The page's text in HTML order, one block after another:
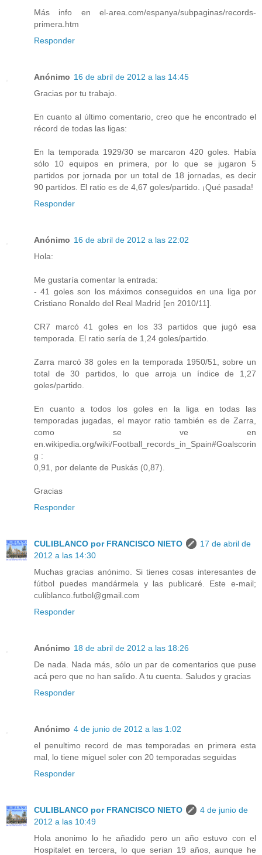
Más info en el-area.com/espanya/subpaginas/records-
primera.htm
Responder
Anónimo 16 de abril de 2012 a las 14:45
Gracias por tu trabajo.
En cuanto al último comentario, creo que he encontrado el
récord de todas las ligas:
En la temporada 1929/30 se marcaron 420 goles. Había
sólo 10 equipos en primera, por lo que se jugaron 5
partidos por jornada por un total de 18 jornadas, es decir
90 partidos. El ratio es de 4,67 goles/partido. ¡Qué pasada!
Responder
Anónimo 16 de abril de 2012 a las 22:02
Hola:
Me gustaría comentar la entrada:
- 41 goles son los máximos conseguidos en una liga por
Cristiano Ronaldo del Real Madrid [en 2010/11].
CR7 marcó 41 goles en los 33 partidos que jugó esa
temporada. El ratio sería de 1,24 goles/partido.
Zarra marcó 38 goles en la temporada 1950/51, sobre un
total de 30 partidos, lo que arroja un índice de 1,27
goles/partido.
En cuanto a todos los goles en la liga en todas las
temporadas jugadas, el mayor ratio también es de Zarra,
como se ve en
en.wikipedia.org/wiki/Football_records_in_Spain#Goalscorin
g :
0,91, por delante de Puskás (0,87).
Gracias
Responder
CULIBLANCO por FRANCISCO NIETO
17 de abril de
2012 a las 14:30
Muchas gracias anónimo. Si tienes cosas interesantes de
fútbol puedes mandármela y las publicaré. Este e-mail;
culiblanco.futbol@gmail.com
Responder
Anónimo 18 de abril de 2012 a las 18:26
De nada. Nada más, sólo un par de comentarios que puse
acá pero que no han salido. A tu cuenta. Saludos y gracias
Responder
Anónimo 4 de junio de 2012 a las 1:02
el penultimo record de mas temporadas en primera esta
mal, lo tiene miguel soler con 20 temporadas seguidas
Responder
CULIBLANCO por FRANCISCO NIETO
4 de junio de
2012 a las 10:49
Hola anonimo lo he añadido pero un año estuvo con el
Hospitalet en tercera, lo que serian 19 años, aunque he